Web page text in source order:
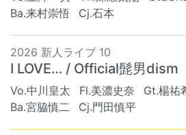
Ba.来村崇悟
Cj.石本
2026 新人ライブ 10
I LOVE… / Official髭男dism
Vo.中川皇太 Fl.美濃史奈 Gt.楊祐
Ba.宮脇慎二
Cj.門田慎平